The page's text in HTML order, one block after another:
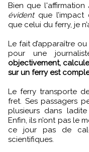
Bien que l'affirmation
évidentque l’impact
que celui du ferry, je
Le fait d’apparaître
pour une
objectivement,
sur un ferry est
Le ferry transporte
fret. Ses passagers
plusieurs dans
Enfin, ils n’ont pas le
ce jour pas de
scientifiques.